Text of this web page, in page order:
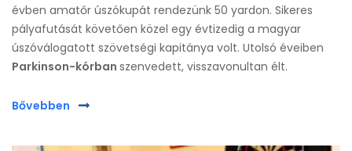
évben amatőr úszókupát rendezünk 50 yardon. Sikeres
pályafutását követően közel egy évtizedig a magyar
úszóválogatott szövetségi kapitánya volt. Utolsó éveiben
Parkinson-kórban szenvedett, visszavonultan élt.
Bővebben